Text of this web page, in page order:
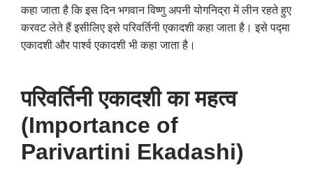
कहा जाता है कि इस दिन भगवान विष्णु अपनी योगनिद्रा में लीन रहते हुए
करवट लेते हैं इसीलिए इसे परिवर्तिनी एकादशी कहा जाता है। इसे पद्मा
एकादशी और पार्श्व एकादशी भी कहा जाता है।
परिवर्तिनी एकादशी का महत्व
(Importance of
Parivartini Ekadashi)